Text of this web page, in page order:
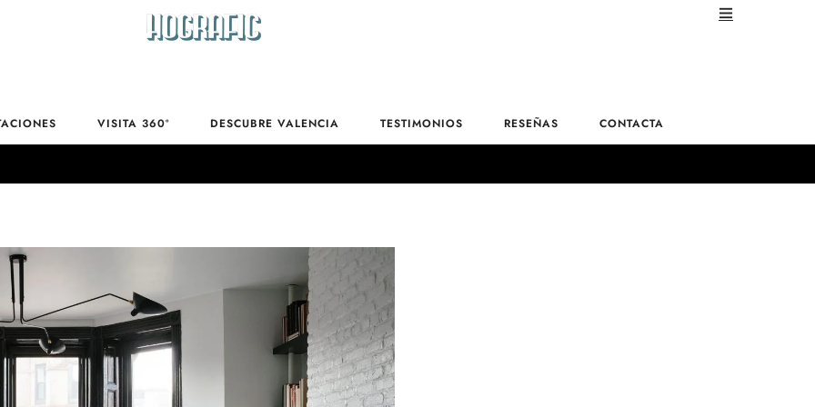
VISITA 360º DESCUBRE VALENCIA TESTIMONIOS RESEÑAS CONTACTA